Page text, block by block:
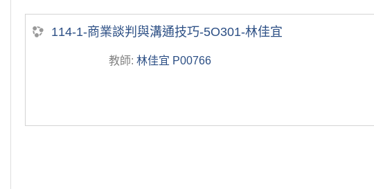
114-1-商業談判與溝通技巧-5O301-林佳宜
教師: 林佳宜 P00766